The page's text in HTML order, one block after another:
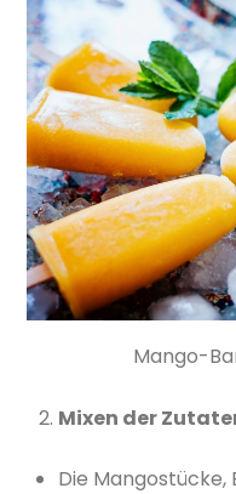
Mango-
Mixen der
Die